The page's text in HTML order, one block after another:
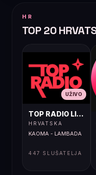
HR
TOP 20
UŽIVO
TOP RADIO LIVE
HRVATSKA
KAOMA - LAMBADA
447 SLUŠATELJA